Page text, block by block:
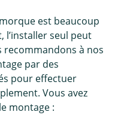
est beaucoup
l’installer seul peut
à nos
par des
pour effectuer
Vous avez
montage :